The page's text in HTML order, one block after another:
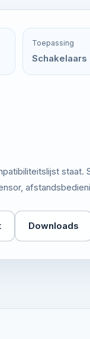
Toepassing
Schakelaars
Downloads